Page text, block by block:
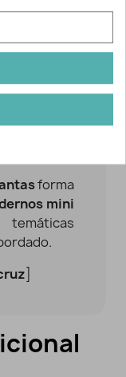
hace
práctico
para
detalles
Además,
llevarlo
forma
mini